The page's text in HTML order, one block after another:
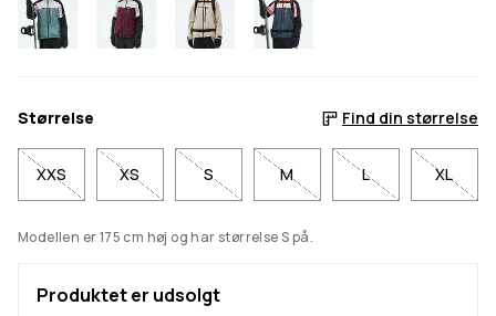
Størrelse Find din størrelse
XXS XS S M L XL
Modellen er 175 cm høj og har størrelse S på.
Produktet er udsolgt